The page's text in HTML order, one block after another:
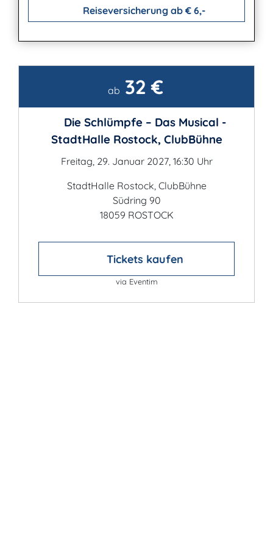
Reiseversicherung ab € 6,-
ab 32 €
Die Schlümpfe – Das Musical -
StadtHalle Rostock, ClubBühne
Freitag, 29. Januar 2027, 16:30 Uhr
StadtHalle Rostock, ClubBühne
Südring 90
18059 ROSTOCK
Tickets kaufen
via Eventim